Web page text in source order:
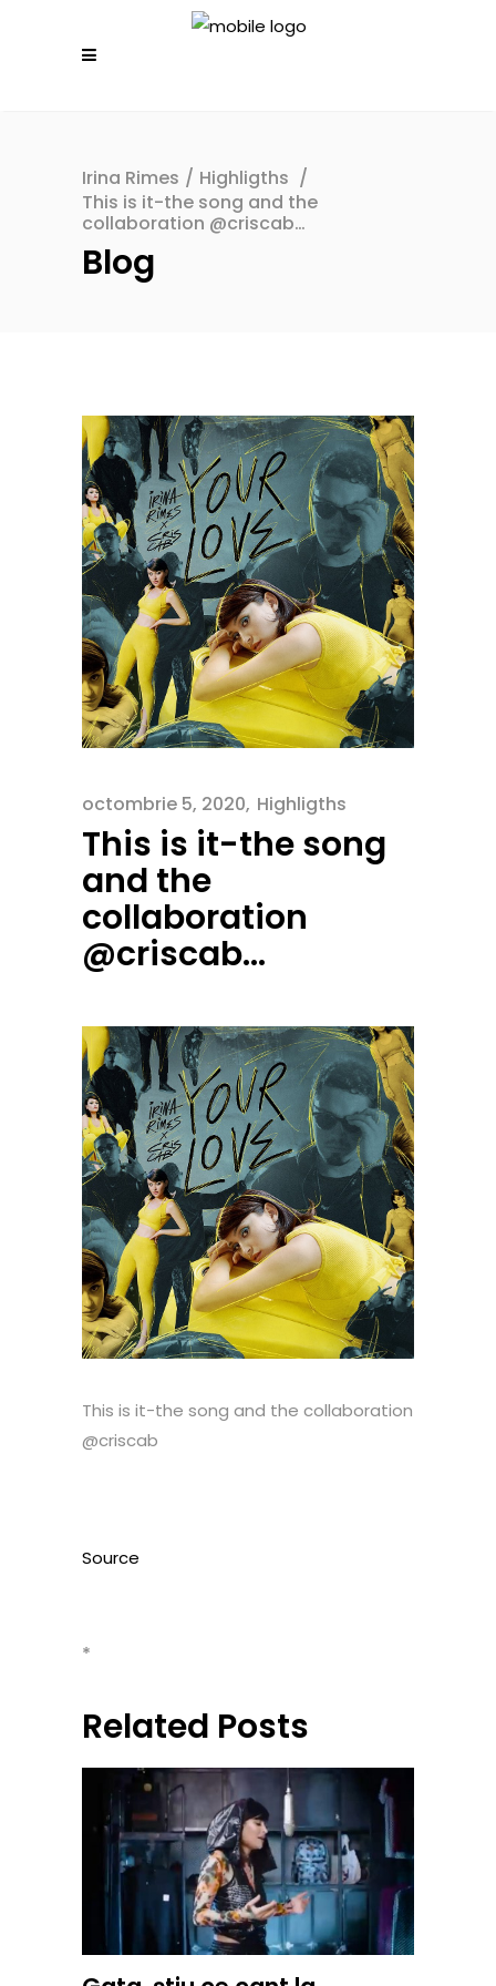
Irina Rimes / Highligths /
This is it-the song and the
collaboration @criscab…
Blog
octombrie 5, 2020 Highligths
This is it-the song
and the
collaboration
@criscab…
This is it-the song and the collaboration
@criscab
Source
*
Related Posts